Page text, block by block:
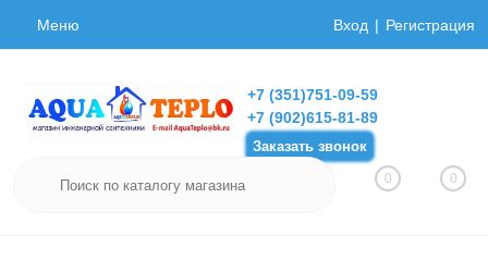
Меню Вход Регистрация
+7 (351)751-09-59
+7 (902)615-81-89
Заказать звонок
0 0